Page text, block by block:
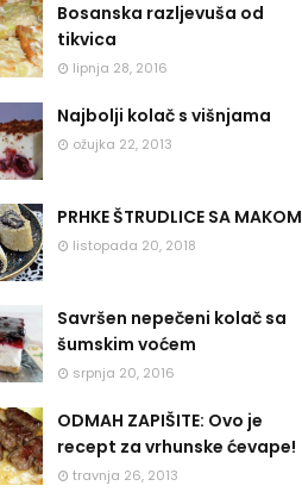
Bosanska razljevuša od
tikvica
lipnja 28, 2016
Najbolji kolač s višnjama
ožujka 22, 2013
PRHKE ŠTRUDLICE SA MAKOM
listopada 20, 2018
Savršen nepečeni kolač sa
šumskim voćem
srpnja 20, 2016
ODMAH ZAPIŠITE: Ovo je
recept za vrhunske ćevape!
travnja 26, 2013